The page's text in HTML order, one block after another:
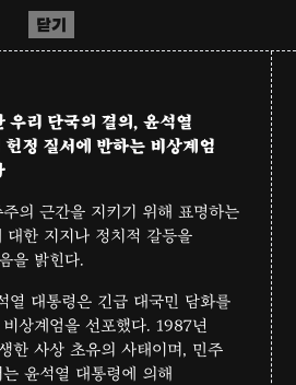
닫기
우리 단국의 결의, 윤석열
정 질서에 반하는 비상계엄
의 근간을 지키기 위해 표명하는
대한 지지나 정치적 갈등을
을 밝힌다.
열 대통령은 긴급 대국민 담화를
상계엄을 선포했다. 1987년
한 사상 초유의 사태이며, 민주
윤석열 대통령에 의해